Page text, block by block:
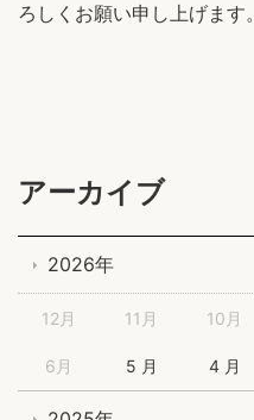
ろしくお願い申し上げます。
アーカイブ
2026年
12月 11月 10月
6月 5 月 4 月